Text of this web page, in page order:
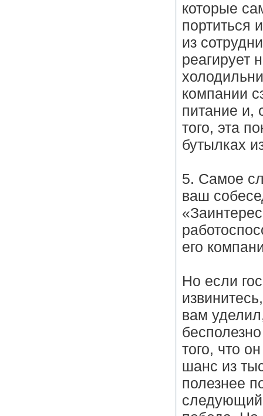
которые
портиться
из
реагирует
компании
питание и,
того, эта
бутылках
5. Самое
ваш
его
Но если
вам
того, что
шанс из
полезнее